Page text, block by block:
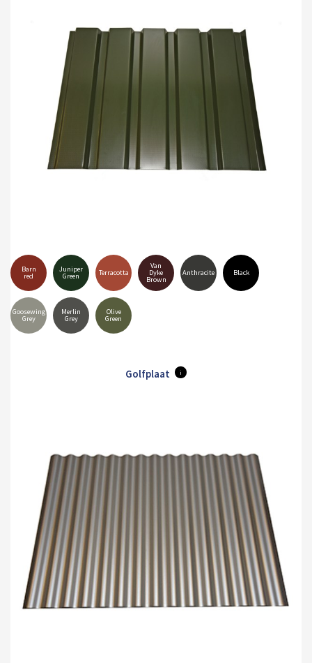
Barn
red
Juniper
Green Terracotta
Van
Dyke
Brown
Anthracite Black
Goosewing
Grey
Merlin
Grey
Olive
Green
Golfplaat i